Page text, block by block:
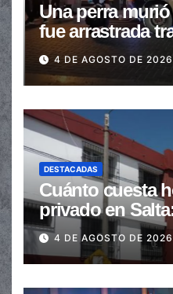
Una perra
fue arrastrada
en la senda
4 DE AGOSTO DE 2026
DESTACADAS
Cuánto cuesta
privado en
de $110.000 a
4 DE AGOSTO DE 2026